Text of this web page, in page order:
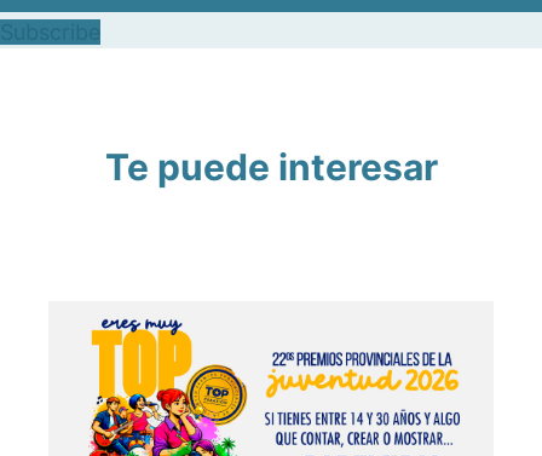
Te puede interesar